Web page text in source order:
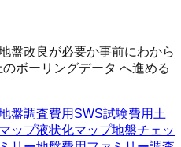
盤改良が必要か事前にわから
ボーリングデータ へ進める
盤調査費用 SWS試験費用 土
ップ液状化マップ地盤チェッ